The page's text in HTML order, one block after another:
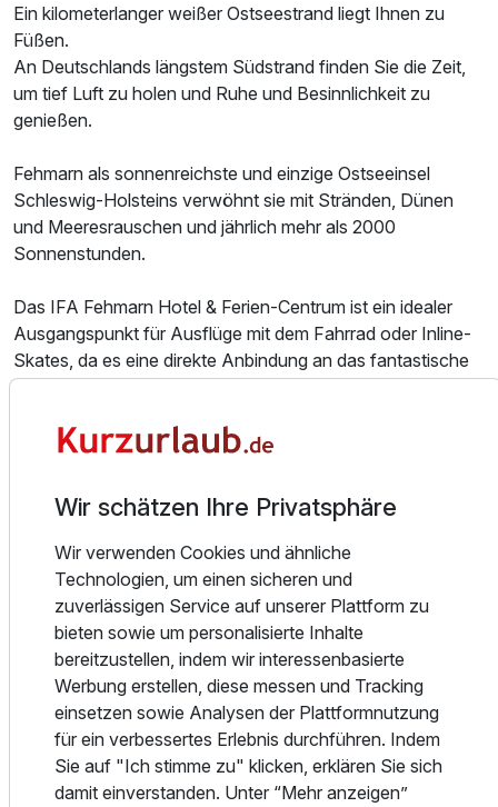
Ein kilometerlanger weißer Ostseestrand liegt Ihnen zu
Füßen.
An Deutschlands längstem Südstrand finden Sie die Zeit,
um tief Luft zu holen und Ruhe und Besinnlichkeit zu
genießen.
Fehmarn als sonnenreichste und einzige Ostseeinsel
Schleswig-Holsteins verwöhnt sie mit Stränden, Dünen
und Meeresrauschen und jährlich mehr als 2000
Sonnenstunden.
Das IFA Fehmarn Hotel & Ferien-Centrum ist ein idealer
Ausgangspunkt für Ausflüge mit dem Fahrrad oder Inline-
Skates, da es eine direkte Anbindung an das fantastische
Radwege-Netz der Insel hat. Die vielen kleinen und urigen
Die historische Innenstadt der Inselmetropole Burg mit den
Shoppen und Stöbern.
Auch ist die Insel ein toller Ausgangspunkt für eine Tour zu
dem Nachbarland Dänemark und der traumhaften Stadt
Kopenhagen.
Natürlich steht das IFA Fehmarn Hotel & Ferien-Centrum
mit all seinen Facetten für einen erlebnisreichen und
gleichzeitig entspannten Urlaub. Genießen sie die
gastronomische Vielfalt der unterschiedlichen Restaurants
oder lassen sie sich im "Studio am Strande" von
ausgebildeten Mitarbeitern mit einer Massage inkl. warmen
Wir schätzen Ihre Privatsphäre
Wir verwenden Cookies und ähnliche
Technologien, um einen sicheren und
zuverlässigen Service auf unserer Plattform zu
bieten sowie um personalisierte Inhalte
bereitzustellen, indem wir interessenbasierte
Werbung erstellen, diese messen und Tracking
einsetzen sowie Analysen der Plattformnutzung
für ein verbessertes Erlebnis durchführen. Indem
Sie auf "Ich stimme zu" klicken, erklären Sie sich
damit einverstanden. Unter “Mehr anzeigen”